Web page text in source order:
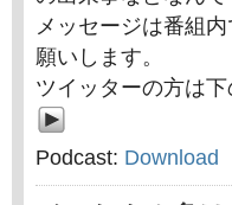
メッセージは番組
願いします。
ツイッターの方は
Podcast: Download